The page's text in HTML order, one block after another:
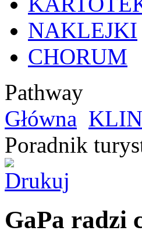
NAKLEJKI
CHORUM
Pathway
Główna
Poradnik
GaPa radzi